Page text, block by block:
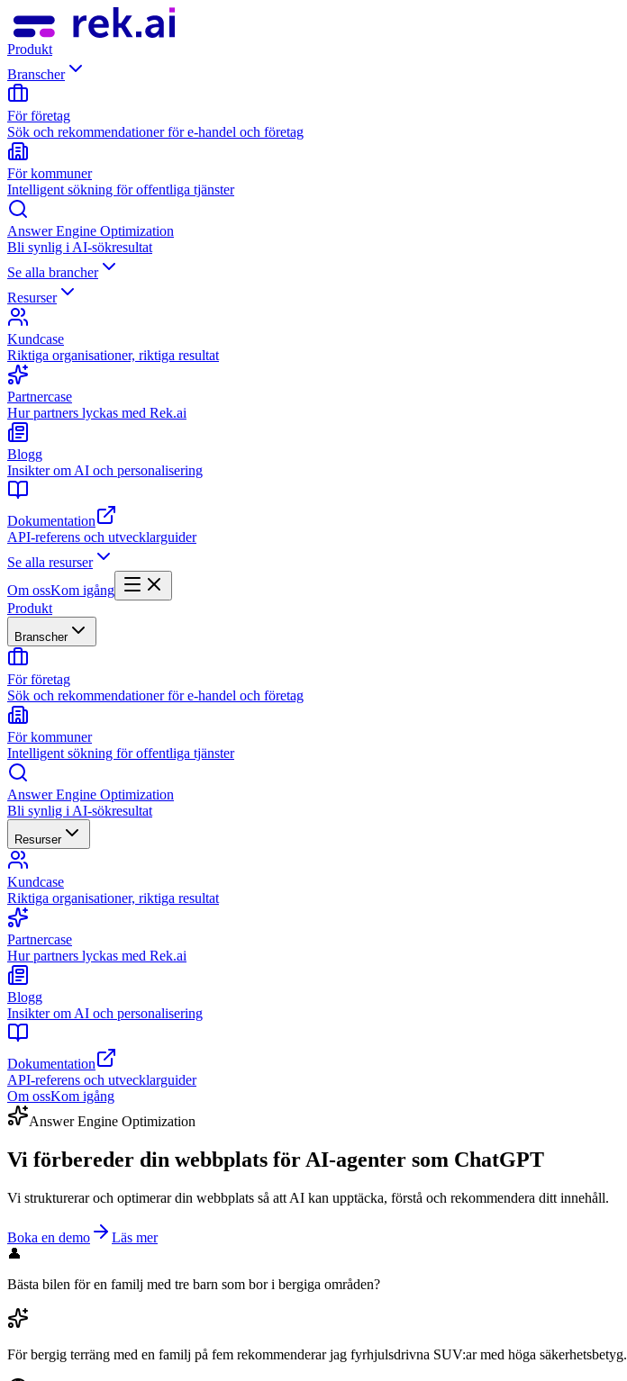
Produkt
Branscher
För företag
Sök och rekommendationer för e-handel och företag
För kommuner
Intelligent sökning för offentliga tjänster
Answer Engine Optimization
Bli synlig i AI-sökresultat
Se alla brancher
Resurser
Kundcase
Riktiga organisationer, riktiga resultat
Partnercase
Hur partners lyckas med Rek.ai
Blogg
Insikter om AI och personalisering
Dokumentation
API-referens och utvecklarguider
Se alla resurser
Om ossKom igång
Produkt
Branscher
För företag
Sök och rekommendationer för e-handel och företag
För kommuner
Intelligent sökning för offentliga tjänster
Answer Engine Optimization
Bli synlig i AI-sökresultat
Resurser
Kundcase
Riktiga organisationer, riktiga resultat
Partnercase
Hur partners lyckas med Rek.ai
Blogg
Insikter om AI och personalisering
Dokumentation
API-referens och utvecklarguider
Om ossKom igång
Answer Engine Optimization
Vi förbereder din webbplats för AI-agenter som ChatGPT
Vi strukturerar och optimerar din webbplats så att AI kan upptäcka, förstå och rekommendera ditt innehåll.
Boka en demo
Läs mer
👤
Bästa bilen för en familj med tre barn som bor i bergiga områden?
För bergig terräng med en familj på fem rekommenderar jag fyrhjulsdrivna SUV:ar med höga säkerhetsbetyg.